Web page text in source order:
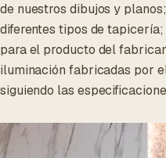
de nuestros dibujos y
diferentes tipos de
para el producto del
iluminación fabricadas por
siguiendo las